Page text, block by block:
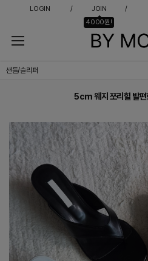
LOGIN
JOIN
4000원!
5cm 웨지 쪼리힐 발편한 미들힐 슬리퍼
샌들/슬리퍼
5cm 웨지 쪼리힐 발편